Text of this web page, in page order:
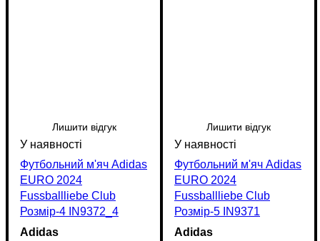
Лишити відгук
Футбольний м'яч Adidas
EURO 2024
Fussballliebe Club
Розмір-4 IN9372_4
Adidas
Лишити відгук
Футбольний м'яч Adidas
EURO 2024
Fussballliebe Club
Розмір-5 IN9371
Adidas